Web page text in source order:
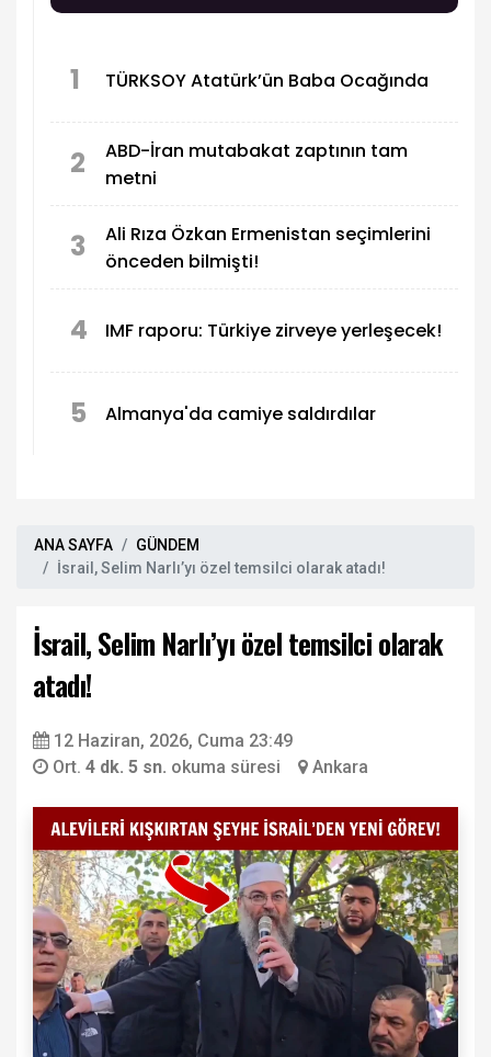
1 TÜRKSOY Atatürk’ün Baba Ocağında
2
ABD-İran mutabakat zaptının tam
metni
3
Ali Rıza Özkan Ermenistan seçimlerini
önceden bilmişti!
4 IMF raporu: Türkiye zirveye yerleşecek!
5 Almanya'da camiye saldırdılar
ANA SAYFA
GÜNDEM
İsrail, Selim Narlı’yı özel temsilci olarak atadı!
İsrail, Selim Narlı’yı özel temsilci olarak
atadı!
12 Haziran, 2026, Cuma 23:49
Ort. 4 dk. 5 sn. okuma süresi Ankara